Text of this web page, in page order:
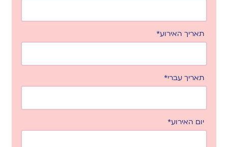
תאריך האירוע*
תאריך עברי*
יום האירוע*